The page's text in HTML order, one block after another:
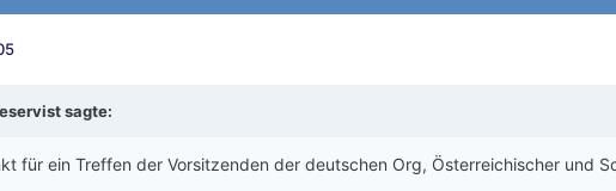
sagte:
für ein Treffen der Vorsitzenden der deutschen Org, Österreichischer und